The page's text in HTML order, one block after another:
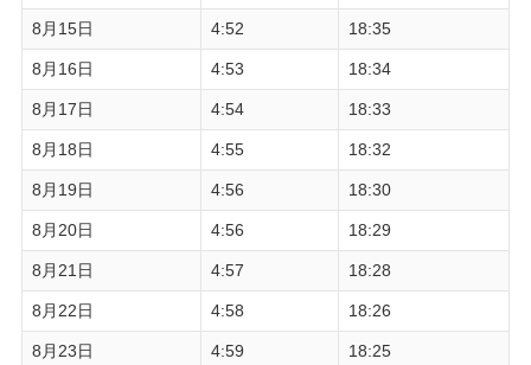
8月15日 4:52 18:35
8月16日 4:53 18:34
8月17日 4:54 18:33
8月18日 4:55 18:32
8月19日 4:56 18:30
8月20日 4:56 18:29
8月21日 4:57 18:28
8月22日 4:58 18:26
8月23日 4:59 18:25